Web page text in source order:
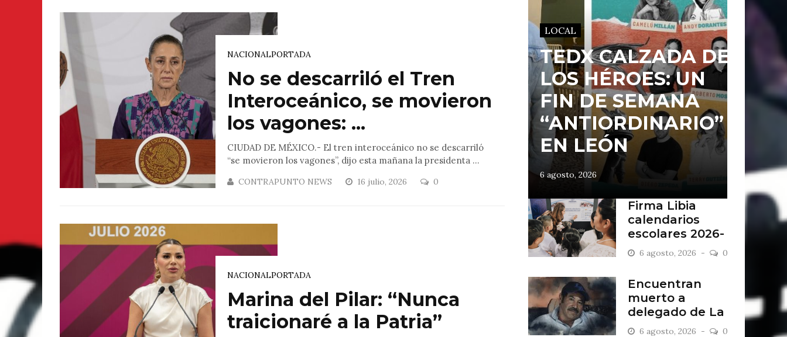
NACIONALPORTADA
No se descarriló el Tren
Interoceánico, se movieron
los vagones: ...
CIUDAD DE MÉXICO.- El tren interoceánico no se descarriló
“se movieron los vagones”, dijo esta mañana la presidenta ...
CONTRAPUNTO NEWS 16 julio, 2026 0
NACIONALPORTADA
Marina del Pilar: “Nunca
traicionaré a la Patria”
LOCAL
TEDX CALZADA DE
LOS HÉROES: UN
FIN DE SEMANA
“ANTIORDINARIO”
EN LEÓN
6 agosto, 2026
Firma Libia
calendarios
escolares 2026-
2027
6 agosto, 2026 0
Encuentran
muerto a
delegado de La
Sandía
6 agosto, 2026 0